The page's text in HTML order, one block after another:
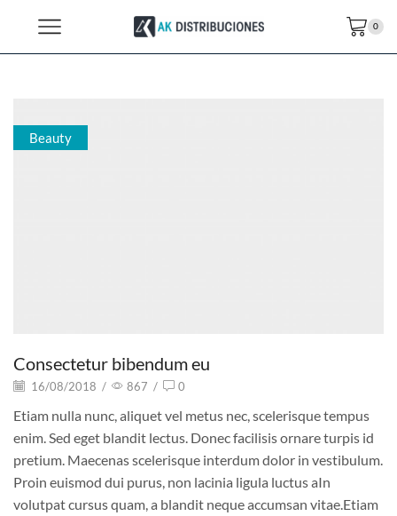
0
Beauty
Consectetur bibendum eu
16/08/2018 / 867 / 0
Etiam nulla nunc, aliquet vel metus nec, scelerisque tempus
enim. Sed eget blandit lectus. Donec facilisis ornare turpis id
pretium. Maecenas scelerisque interdum dolor in vestibulum.
Proin euismod dui purus, non lacinia ligula luctus aIn
volutpat cursus quam, a blandit neque accumsan vitae.Etiam